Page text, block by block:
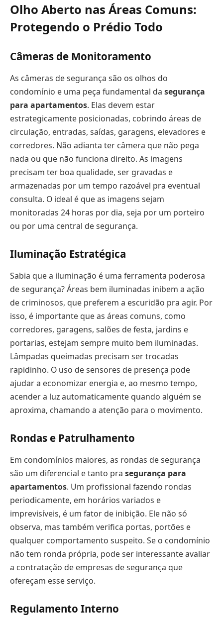
Olho Aberto nas Áreas Comuns:
Protegendo o Prédio Todo
Câmeras de Monitoramento
As câmeras de segurança são os olhos do
condomínio e uma peça fundamental da segurança
para apartamentos. Elas devem estar
estrategicamente posicionadas, cobrindo áreas de
circulação, entradas, saídas, garagens, elevadores e
corredores. Não adianta ter câmera que não pega
nada ou que não funciona direito. As imagens
precisam ter boa qualidade, ser gravadas e
armazenadas por um tempo razoável pra eventual
consulta. O ideal é que as imagens sejam
monitoradas 24 horas por dia, seja por um porteiro
ou por uma central de segurança.
Iluminação Estratégica
Sabia que a iluminação é uma ferramenta poderosa
de segurança? Áreas bem iluminadas inibem a ação
de criminosos, que preferem a escuridão pra agir. Por
isso, é importante que as áreas comuns, como
corredores, garagens, salões de festa, jardins e
portarias, estejam sempre muito bem iluminadas.
Lâmpadas queimadas precisam ser trocadas
rapidinho. O uso de sensores de presença pode
ajudar a economizar energia e, ao mesmo tempo,
acender a luz automaticamente quando alguém se
aproxima, chamando a atenção para o movimento.
Rondas e Patrulhamento
Em condomínios maiores, as rondas de segurança
são um diferencial e tanto pra segurança para
apartamentos. Um profissional fazendo rondas
periodicamente, em horários variados e
imprevisíveis, é um fator de inibição. Ele não só
observa, mas também verifica portas, portões e
qualquer comportamento suspeito. Se o condomínio
não tem ronda própria, pode ser interessante avaliar
a contratação de empresas de segurança que
ofereçam esse serviço.
Regulamento Interno